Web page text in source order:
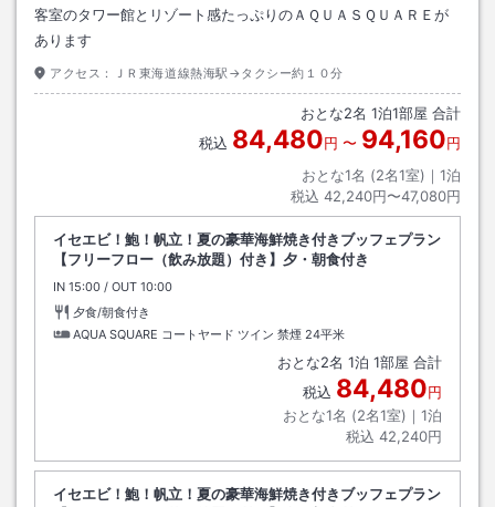
客室のタワー館とリゾート感たっぷりのＡＱＵＡＳＱＵＡＲＥが
あります
アクセス： ＪＲ東海道線熱海駅→タクシー約１０分
おとな2名 1泊1部屋 合計
税込 84,480円 〜 94,160円
おとな1名 (2名1室)｜ 1泊
税込 42,240円〜47,080円
イセエビ！鮑！帆立！夏の豪華海鮮焼き付きブッフェプラン
【フリーフロー（飲み放題）付き】夕・朝食付き
IN チェックイン
15:00 / OUT チェックアウト
10:00
夕食/朝食付き
AQUA SQUARE コートヤード ツイン 禁煙 24平米
おとな2名 1泊 1部屋 合計
税込 84,480円
おとな1名 (2名1室)｜ 1泊
税込 42,240円
イセエビ！鮑！帆立！夏の豪華海鮮焼き付きブッフェプラン